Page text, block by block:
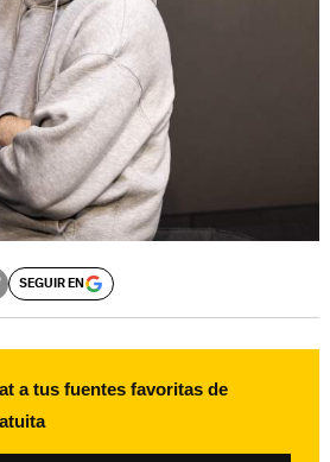
SEGUIR EN
a tus fuentes favoritas de